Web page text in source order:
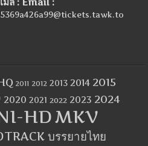
2011 2012 2013 2014 2015
2020 2021 2022 2023 2024
HDMKV
บรรยายไทย